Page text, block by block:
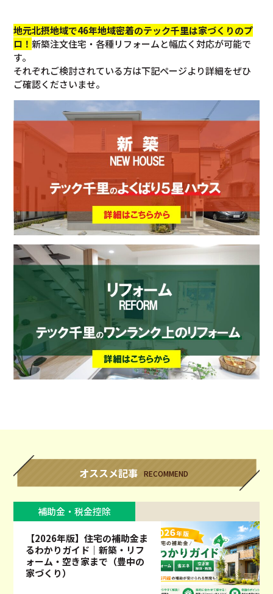
地元北摂地域で46年地域密着のテック千里は家づくりのプ
ロ！新築注文住宅・各種リフォームと幅広く対応が可能で
す。
それぞれご検討されている方は下記ページより詳細をぜひ
ご確認くださいませ。
オススメ記事 RECOMMEND
補助金・税金控除
【2026年版】住宅の補助金ま
るわかりガイド｜新築・リフ
ォーム・空き家まで（豊中の
家づくり）